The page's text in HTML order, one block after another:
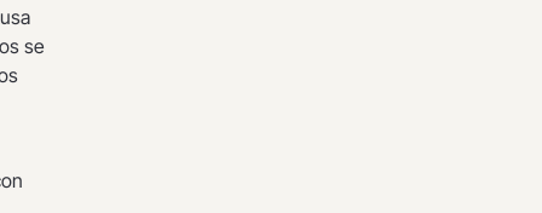
se